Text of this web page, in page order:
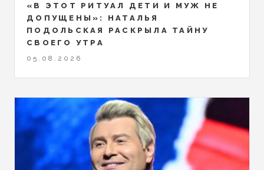
«В ЭТОТ РИТУАЛ ДЕТИ И МУЖ НЕ
ДОПУЩЕНЫ»: НАТАЛЬЯ
ПОДОЛЬСКАЯ РАСКРЫЛА ТАЙНУ
СВОЕГО УТРА
05.08.2026